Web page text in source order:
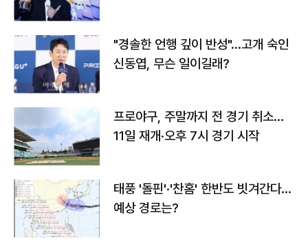
"경솔한 언행 깊이 반성"…고개 숙인
신동엽, 무슨 일이길래?
프로야구, 주말까지 전 경기 취소…
11일 재개·오후 7시 경기 시작
태풍 '돌핀'·'찬홈' 한반도 빗겨간다…
예상 경로는?